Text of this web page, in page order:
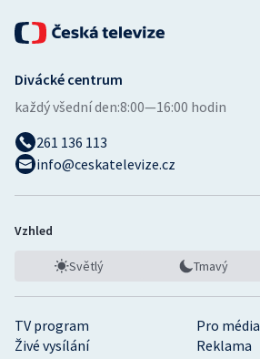
TV program
Pro média
Živé vysílání
Reklama
Divácké centrum
každý všední den:8:00—16:00 hodin
261 136 113
info@ceskatelevize.cz
Vzhled
Světlý Tmavý